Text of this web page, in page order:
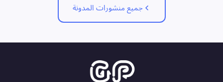
جميع منشورات المدونة